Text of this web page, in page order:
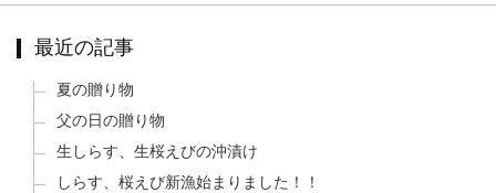
最近の記事
夏の贈り物
父の日の贈り物
生しらす、生桜えびの沖漬け
しらす、桜えび新漁始まりました！！